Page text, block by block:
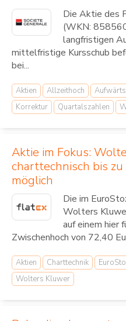
Die Aktie des
(WKN:
langfristigen
mittelfristige Kursschub
bei...
Aktien Allzeithoch
Korrektur
Quartalszahlen
Aktie im Fokus:
charttechnisch bis
möglich
Die im
Wolters
auf einem hier
Zwischenhoch von 72,40
Aktien Charttechnik
Wolters Kluwer